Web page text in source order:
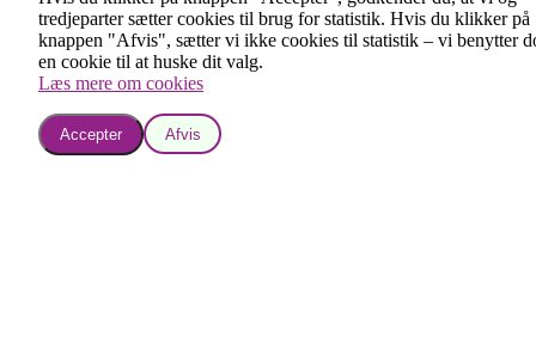
tredjeparter sætter cookies til brug for statistik. Hvis du klikker på
knappen "Afvis", sætter vi ikke cookies til statistik – vi benytter
en cookie til at huske dit valg.
Læs mere om cookies
Accepter Afvis